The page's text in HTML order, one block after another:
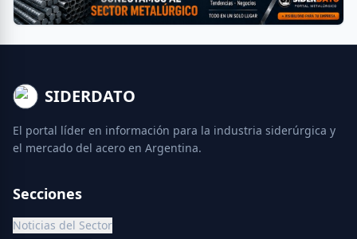
SIDERDATO
El portal líder en información para la industria siderúrgica y
el mercado del acero en Argentina.
Secciones
Noticias del Sector